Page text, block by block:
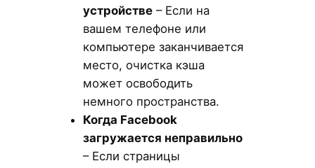
устройстве– Если на
вашем телефоне или
компьютере заканчивается
место, очистка кэша
может освободить
немного пространства.
Когда Facebook
загружается неправильно
– Если страницы